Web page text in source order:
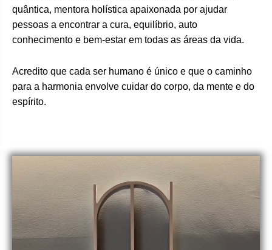
quântica, mentora holística apaixonada por ajudar
pessoas a encontrar a cura, equilíbrio, auto
conhecimento e bem-estar em todas as áreas da vida.
Acredito que cada ser humano é único e que o caminho
para a harmonia envolve cuidar do corpo, da mente e do
espírito.